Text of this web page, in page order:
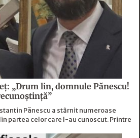
„Drum lin, domnule Pănescu!
Pănescu a stârnit numeroase
partea celor care l-au cunoscut. Printre